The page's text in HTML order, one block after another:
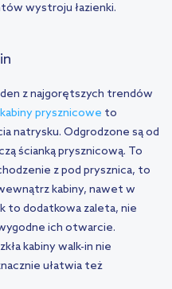
wystroju łazienki.
z najgorętszych trendów
kabiny prysznicowe to
natrysku. Odgrodzone są od
ścianką prysznicową. To
z pod prysznica, to
kabiny, nawet w
to dodatkowa zaleta, nie
ich otwarcie.
kabiny walk-in nie
ułatwia też